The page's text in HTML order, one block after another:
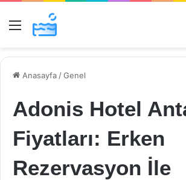
Menü
Anasayfa /Genel
Adonis Hotel
Fiyatları: Erken
Rezervasyon İle